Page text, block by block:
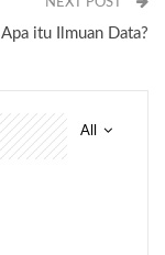
Apa itu Ilmuan Data?
All